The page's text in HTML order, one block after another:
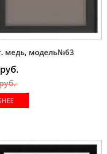
медь, модель№63